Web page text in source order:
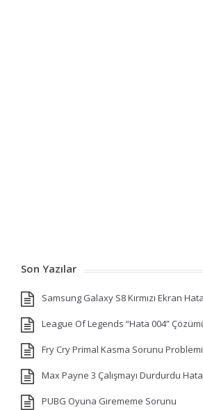
Son Yazılar
Samsung Galaxy S8 Kırmızı Ekran
League Of Legends “Hata 004”
Fry Cry Primal Kasma Sorunu Problemi
Max Payne 3 Çalışmayı Durdurdu
PUBG Oyuna Girememe Sorunu